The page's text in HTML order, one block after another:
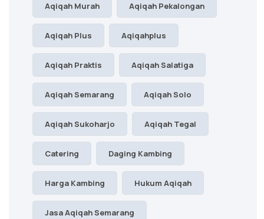
Aqiqah Murah Aqiqah Pekalongan
Aqiqah Plus Aqiqahplus
Aqiqah Praktis Aqiqah Salatiga
Aqiqah Semarang Aqiqah Solo
Aqiqah Sukoharjo Aqiqah Tegal
Catering Daging Kambing
Harga Kambing Hukum Aqiqah
Jasa Aqiqah Semarang